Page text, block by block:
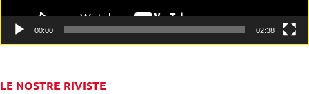
00:00 02:38
LE NOSTRE RIVISTE